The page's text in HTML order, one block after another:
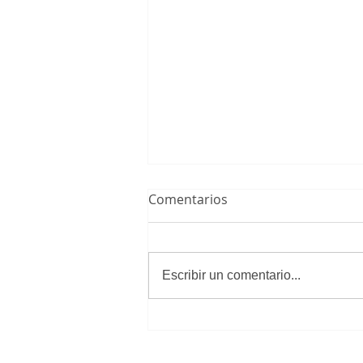
Comentarios
Escribir un comentario...